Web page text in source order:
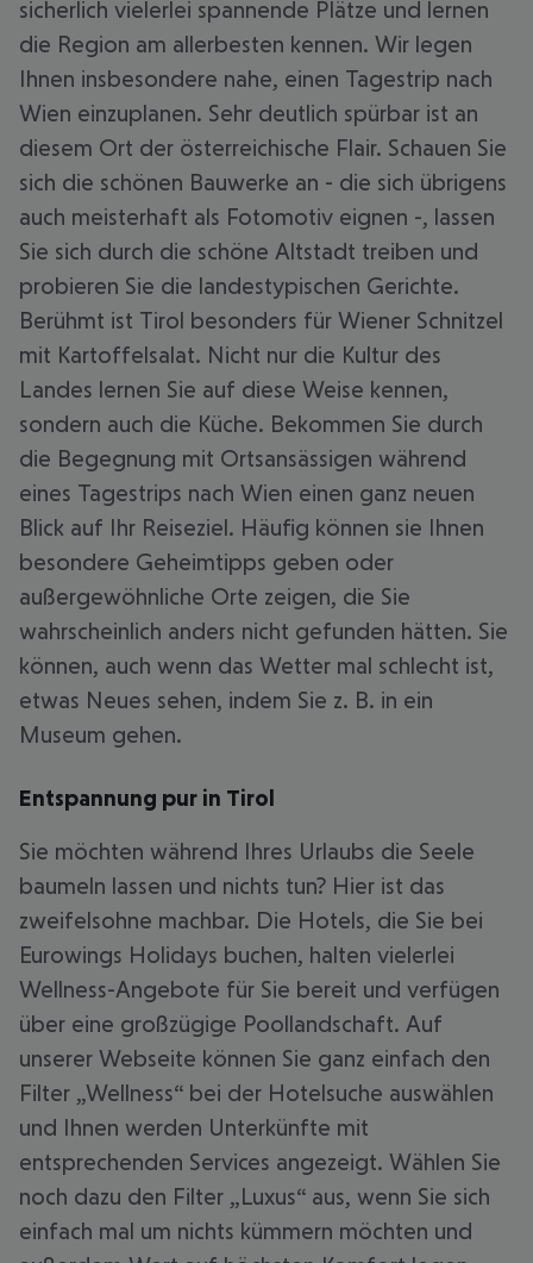
sicherlich vielerlei spannende Plätze und lernen
die Region am allerbesten kennen. Wir legen
Ihnen insbesondere nahe, einen Tagestrip nach
Wien einzuplanen. Sehr deutlich spürbar ist an
diesem Ort der österreichische Flair. Schauen Sie
sich die schönen Bauwerke an - die sich übrigens
auch meisterhaft als Fotomotiv eignen -, lassen
Sie sich durch die schöne Altstadt treiben und
probieren Sie die landestypischen Gerichte.
Berühmt ist Tirol besonders für Wiener Schnitzel
mit Kartoffelsalat. Nicht nur die Kultur des
Landes lernen Sie auf diese Weise kennen,
sondern auch die Küche. Bekommen Sie durch
die Begegnung mit Ortsansässigen während
eines Tagestrips nach Wien einen ganz neuen
Blick auf Ihr Reiseziel. Häufig können sie Ihnen
besondere Geheimtipps geben oder
außergewöhnliche Orte zeigen, die Sie
wahrscheinlich anders nicht gefunden hätten. Sie
können, auch wenn das Wetter mal schlecht ist,
etwas Neues sehen, indem Sie z. B. in ein
Museum gehen.
Entspannung pur in Tirol
Sie möchten während Ihres Urlaubs die Seele
baumeln lassen und nichts tun? Hier ist das
zweifelsohne machbar. Die Hotels, die Sie bei
Eurowings Holidays buchen, halten vielerlei
Wellness-Angebote für Sie bereit und verfügen
über eine großzügige Poollandschaft. Auf
unserer Webseite können Sie ganz einfach den
Filter „Wellness“ bei der Hotelsuche auswählen
und Ihnen werden Unterkünfte mit
entsprechenden Services angezeigt. Wählen Sie
noch dazu den Filter „Luxus“ aus, wenn Sie sich
einfach mal um nichts kümmern möchten und